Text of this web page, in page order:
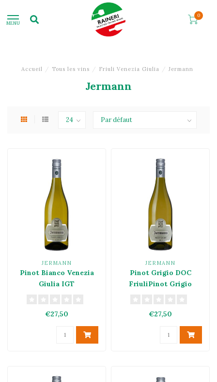
MENU
0
Accueil / Tous les vins / Friuli Venezia Giulia / Jermann
Jermann
JERMANN
Pinot Bianco Venezia
Giulia IGT
€27,50
JERMANN
Pinot Grigio DOC
FriuliPinot Grigio
€27,50